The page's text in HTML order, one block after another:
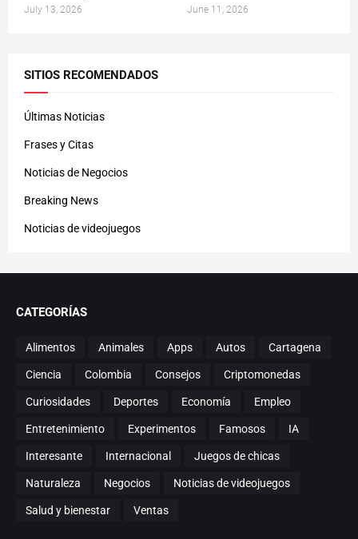
July 13, 2026 June 11, 2026
SITIOS RECOMENDADOS
Últimas Noticias
Frases y Citas
Noticias de Negocios
Breaking News
Noticias de videojuegos
CATEGORÍAS
Alimentos Animales Apps Autos Cartagena
Ciencia Colombia Consejos Criptomonedas
Curiosidades Deportes Economía Empleo
Entretenimiento Experimentos Famosos IA
Interesante Internacional Juegos de chicas
Naturaleza Negocios Noticias de videojuegos
Salud y bienestar Ventas